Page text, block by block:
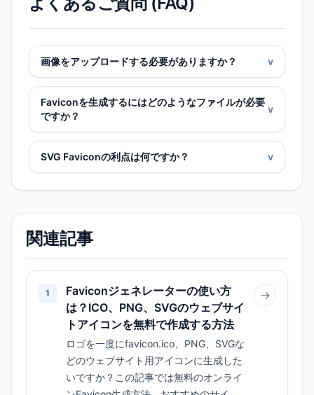
画像をアップロードする必要がありますか？ v
Faviconを生成するにはどのようなファイルが必要
ですか？
v
SVG Faviconの利点は何ですか？ v
関連記事
1
Faviconジェネレーターの使い方
は？ICO、PNG、SVGのウェブサイ
トアイコンを無料で作成する方法
ロゴを一度にfavicon.ico、PNG、SVGな
どのウェブサイト用アイコンに生成した
いですか？この記事では無料のオンライ
→